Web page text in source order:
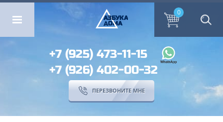
ОМА ПЕРЕЗВОНИТЕ МНЕ
ОМА
АЗБУКА
0
+7 (925) 473-11-15
+7 (926) 402-00-32
ПЕРЕЗВОНИТЕ МНЕ